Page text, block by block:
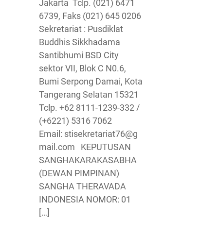
Jakarta Tclp. (021) 6471
6739, Faks (021) 645 0206
Sekretariat : Pusdiklat
Buddhis Sikkhadama
Santibhumi BSD City
sektor VII, Blok C N0.6,
Bumi Serpong Damai, Kota
Tangerang Selatan 15321
Tclp. +62 8111-1239-332 /
(+6221) 5316 7062
Email: stisekretariat76@g
mail.com KEPUTUSAN
SANGHAKARAKASABHA
(DEWAN PIMPINAN)
SANGHA THERAVADA
INDONESIA NOMOR: 01
[…]